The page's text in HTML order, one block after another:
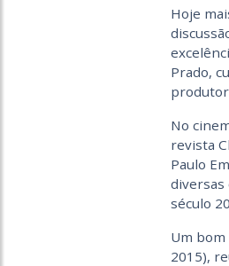
Hoje
Prado,
No
revista
Paulo
diversas
século
Um
2015),